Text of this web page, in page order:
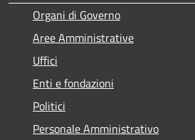
Organi di Governo
Aree Amministrative
Uffici
Enti e fondazioni
Politici
Personale Amministrativo